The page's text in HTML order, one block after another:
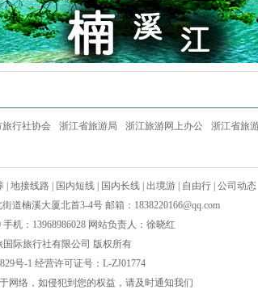
旅行社协会 浙江省旅游局 浙江旅游网上办公 浙江省旅
地接线路 国内短线 国内长线 出境游 自由行 公司动态
道楠溪大厦北首3-4号 邮箱： 1838220166@qq.com
手机：13968986028 网站负责人：徐晓红
国际旅行社有限公司 版权所有
号-1 经营许可证号：L-ZJ01774
网络，如侵犯到您的权益，请及时通知我们